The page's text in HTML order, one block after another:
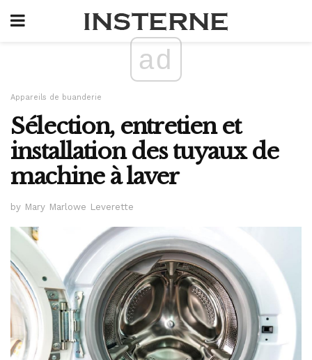
ad
Appareils de buanderie
Sélection, entretien et
installation des tuyaux de
machine à laver
by Mary Marlowe Leverette